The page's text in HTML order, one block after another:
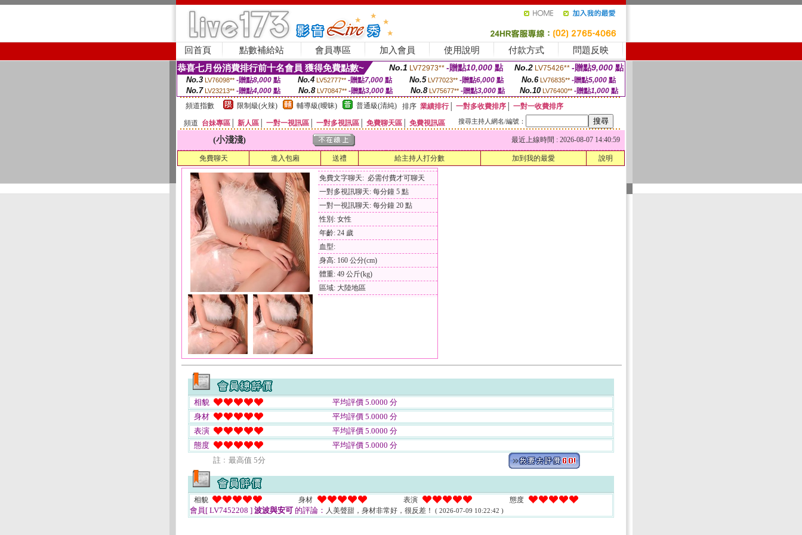
回首頁 點數補給站 會員專區 加入會員 使用說明 付款方式 問題反映
恭喜七月份消費排行前十名會員 獲得免費點數~ No.1 LV72973** -贈點10,000 點 No.2 LV75426** -贈點9,000 點
No.3 LV76098** -贈點8,000點 No.4 LV52777** -贈點7,000點 No.5 LV77023** -贈點6,000點 No.6 LV76835** -贈點5,000點
No.7 LV23213** -贈點4,000 點 No.8 LV70847** -贈點3,000 點 No.8 LV75677** -贈點3,000點 No.10 LV76400** -贈點1,000 點
頻道指數
限制級(火辣) 輔導級(曖昧) 普通級(清純) 排序 業績排行│ 一對多收費排序
一對一收費排序
頻道 台妹專區 新人區 一對一視訊區 一對多視訊區 免費聊天區 免費視訊區 搜尋主持人網名/編號：
(小淺淺) 最近上線時間 : 2026-08-07 14:40:59
免費聊天 進入包廂 送禮 給主持人打分數 加到我的最愛 說明
免費文字聊天: 必需付費才可聊天
一對多視訊聊天: 每分鐘 5 點
一對一視訊聊天: 每分鐘 20 點
性別: 女性
年齡: 24 歲
血型:
身高: 160 公分(cm)
體重: 49 公斤(kg)
區域: 大陸地區
相貌
平均評價 5.0000 分
身材
平均評價 5.0000 分
表演
平均評價 5.0000 分
態度
平均評價 5.0000 分
註﹕最高值 5分
相貌 身材 表演 態度
會員[ LV7452208 ] 波波與安可 的評論： 人美聲甜，身材非常好，很反差！ ( 2026-07-09 10:22:42 )